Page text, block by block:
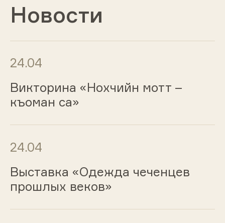
Новости
24.04
Викторина «Нохчийн мотт –
къоман са»
24.04
Выставка «Одежда чеченцев
прошлых веков»